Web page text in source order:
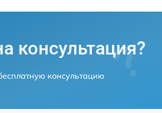
консультация?
консультацию